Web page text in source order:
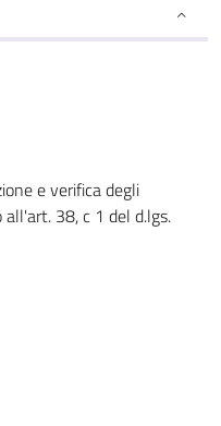
e verifica degli
38, c 1 del d.lgs.